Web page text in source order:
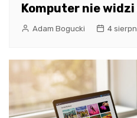
Komputer nie
Adam Bogucki 4